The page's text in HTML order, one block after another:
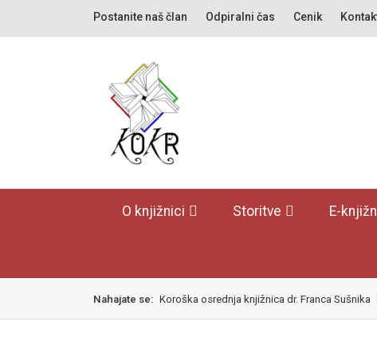
glavno
dostopnosti
Postanite naš član Odpiralni čas Cenik
O knjižnici Storitve E-
Nahajate se: Koroška osrednja knjižnica dr. Franca Sušnika